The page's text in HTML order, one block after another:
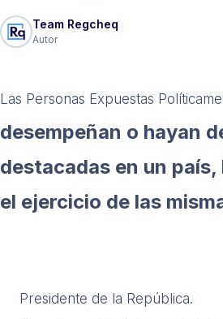
Team Regcheq
Autor
Las Personas Expuestas
desempeñan o hayan
destacadas en un
el ejercicio de las
Presidente de la República.